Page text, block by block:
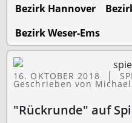
Bezirk Hannover
Bezirk Weser-Ems
16. OKTOBER 2018 |
Geschrieben von
"Rückrunde" auf